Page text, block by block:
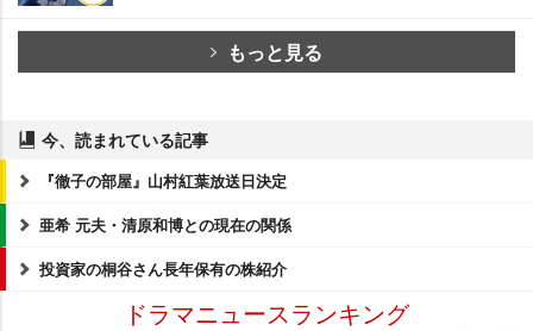
もっと見る
今、読まれている記事
『徹子の部屋』山村紅葉放送日決定
亜希 元夫・清原和博との現在の関係
投資家の桐谷さん長年保有の株紹介
ドラマニュースランキング